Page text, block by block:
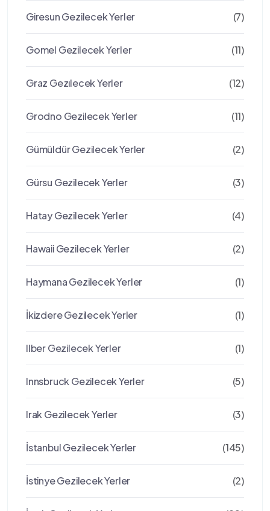
Giresun Gezilecek Yerler (7)
Gomel Gezilecek Yerler (11)
Graz Gezılecek Yerler (12)
Grodno Gezilecek Yerler (11)
Gümüldür Gezilecek Yerler (2)
Gürsu Gezilecek Yerler (3)
Hatay Gezilecek Yerler (4)
Hawaii Gezilecek Yerler (2)
Haymana Gezilecek Yerler (1)
İkizdere Gezilecek Yerler (1)
Ilber Gezilecek Yerler (1)
Innsbruck Gezilecek Yerler (5)
Irak Gezilecek Yerler (3)
İstanbul Gezilecek Yerler (145)
İstinye Gezilecek Yerler (2)